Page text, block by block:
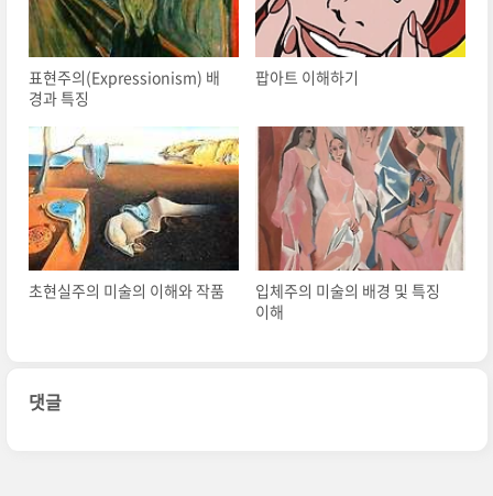
표현주의(Expressionism) 배
경과 특징
팝아트 이해하기
초현실주의 미술의 이해와 작품
입체주의 미술의 배경 및 특징
이해
댓글